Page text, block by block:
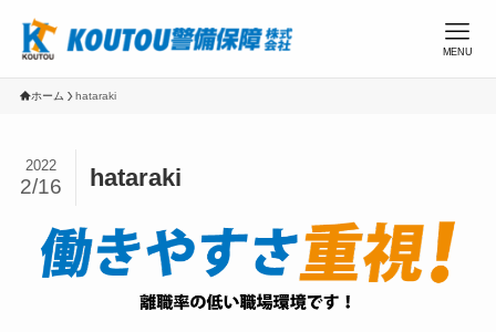
MENU
ホーム hataraki
hataraki
2022
2/16